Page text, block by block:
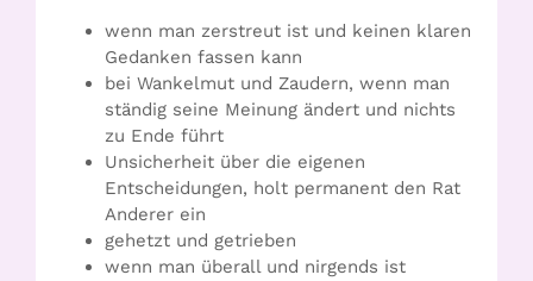
wenn man zerstreut ist und keinen klaren
Gedanken fassen kann
bei Wankelmut und Zaudern, wenn man
ständig seine Meinung ändert und nichts
zu Ende führt
Unsicherheit über die eigenen
Entscheidungen, holt permanent den Rat
Anderer ein
gehetzt und getrieben
wenn man überall und nirgends ist